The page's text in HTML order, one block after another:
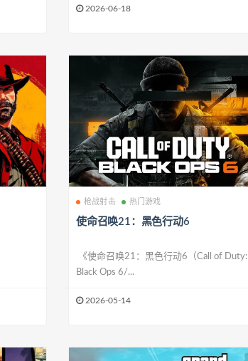
2026-06-18
枪战射击 热门游戏
使命召唤21：黑色行动6
《使命召唤21：黑色行动6（Call of Duty:
Black Ops 6/...
2026-05-14